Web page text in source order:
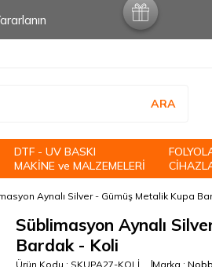
ARA
DTF - UV BASKI
MAKİNE ve MALZEMELERİ
Aynalı Silver - Gümüş Metalik Kupa
Süblimasyon Aynalı
Bardak - Koli
Ürün Kodu : SKUPA27-KOLİ Marka :